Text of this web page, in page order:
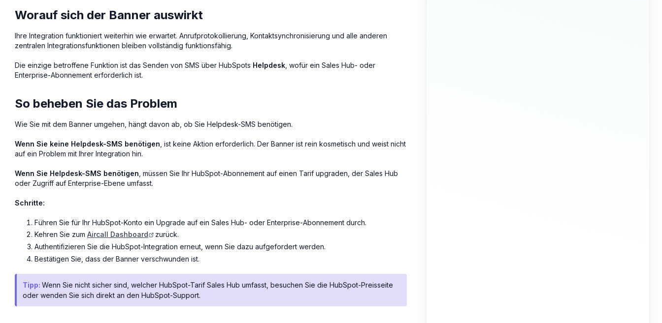
Worauf sich der Banner auswirkt
Ihre Integration funktioniert weiterhin wie erwartet. Anrufprotokollierung, Kontaktsynchronisierung und alle anderen
zentralen Integrationsfunktionen bleiben vollständig funktionsfähig.
Die einzige betroffene Funktion ist das Senden von SMS über HubSpots Helpdesk , wofür ein Sales Hub- oder
Enterprise-Abonnement erforderlich ist.
So beheben Sie das Problem
Wie Sie mit dem Banner umgehen, hängt davon ab, ob Sie Helpdesk-SMS benötigen.
Wenn Sie keine Helpdesk-SMS benötigen , ist keine Aktion erforderlich. Der Banner ist rein kosmetisch und weist nicht
auf ein Problem mit Ihrer Integration hin.
Wenn Sie Helpdesk-SMS benötigen , müssen Sie Ihr HubSpot-Abonnement auf einen Tarif upgraden, der Sales Hub
oder Zugriff auf Enterprise-Ebene umfasst.
Schritte:
Führen Sie für Ihr HubSpot-Konto ein Upgrade auf ein Sales Hub- oder Enterprise-Abonnement durch.
Kehren Sie zum Aircall Dashboard
zurück.
Authentifizieren Sie die HubSpot-Integration erneut, wenn Sie dazu aufgefordert werden.
Bestätigen Sie, dass der Banner verschwunden ist.
Tipp: Wenn Sie nicht sicher sind, welcher HubSpot-Tarif Sales Hub umfasst, besuchen Sie die HubSpot-Preisseite
oder wenden Sie sich direkt an den HubSpot-Support.